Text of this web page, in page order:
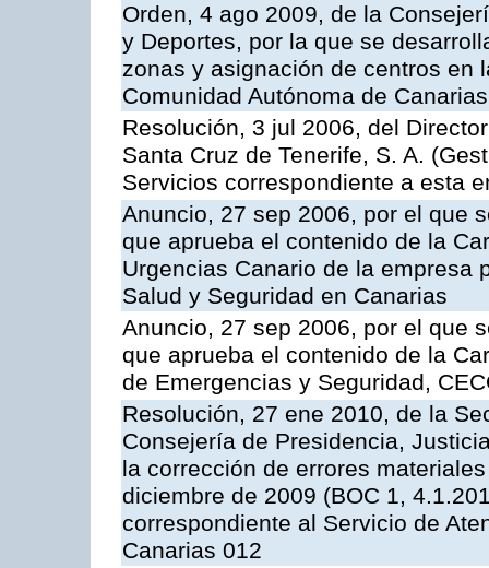
Orden, 4 ago 2009, de la
y Deportes, por la que se
zonas y asignación de centros en
Comunidad Autónoma de Canarias
Resolución, 3 jul 2006, del
Santa Cruz de Tenerife, S. A.
Servicios correspondiente a esta
Anuncio, 27 sep 2006, por el que
que aprueba el contenido de la
Urgencias Canario de la empresa
Salud y Seguridad en Canarias
Anuncio, 27 sep 2006, por el que
que aprueba el contenido de la
de Emergencias y Seguridad,
Resolución, 27 ene 2010, de la
Consejería de Presidencia,
la corrección de errores
diciembre de 2009 (BOC 1,
correspondiente al Servicio de
Canarias 012